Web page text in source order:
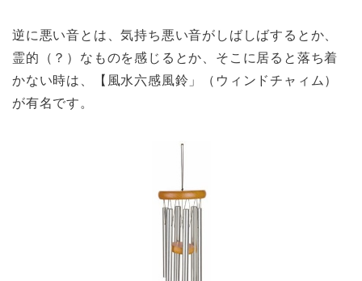
逆に悪い音とは、気持ち悪い音がしばしばするとか、
霊的（？）なものを感じるとか、そこに居ると落ち着
かない時は、【風水六感風鈴」（ウィンドチャィム）
が有名です。